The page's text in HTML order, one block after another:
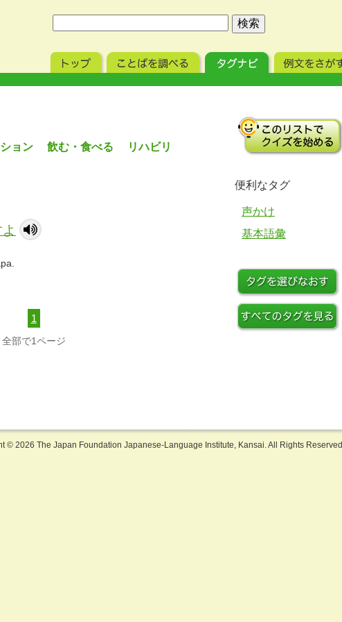
ション 飲む・食べる リハビリ
1
全部で1ページ
便利なタグ
声かけ
基本語彙
© 2026 The Japan Foundation Japanese-Language Institute, Kansai. All Rights Reserved